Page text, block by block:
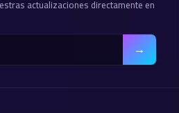
actualizaciones directamente en
→